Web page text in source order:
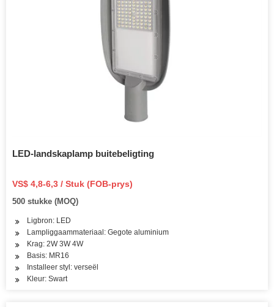
LED-landskaplamp buitebeligting
VS$ 4,8-6,3 / Stuk (FOB-prys)
500 stukke (MOQ)
Ligbron: LED
Lampliggaammateriaal: Gegote aluminium
Krag: 2W 3W 4W
Basis: MR16
Installeer styl: verseël
Kleur: Swart